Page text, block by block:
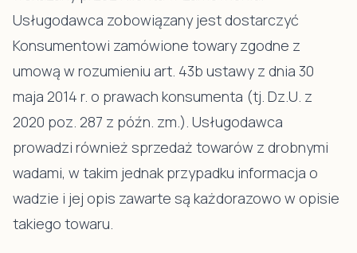
Usługodawca zobowiązany jest dostarczyć
Konsumentowi zamówione towary zgodne z
umową w rozumieniu art. 43b ustawy z dnia 30
maja 2014 r. o prawach konsumenta (tj. Dz.U. z
2020 poz. 287 z późn. zm.). Usługodawca
prowadzi również sprzedaż towarów z drobnymi
wadami, w takim jednak przypadku informacja o
wadzie i jej opis zawarte są każdorazowo w opisie
takiego towaru.